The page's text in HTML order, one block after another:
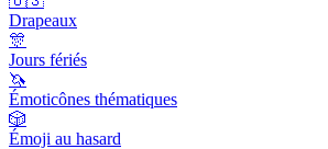
Drapeaux
🎊
Jours fériés
🦄
Émoticônes thématiques
🎲
Émoji au hasard